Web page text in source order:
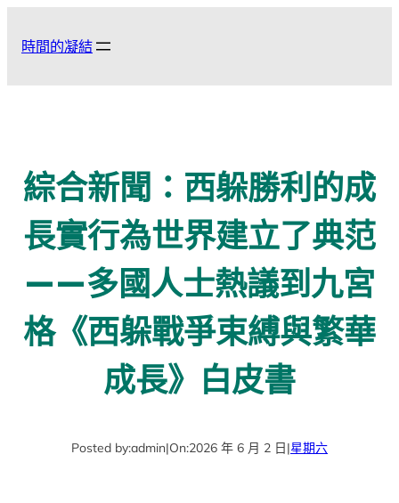
時間的凝結
綜合新聞：西躲勝利的成
長實行為世界建立了典范
——多國人士熱議到九宮
格《西躲戰爭束縛與繁華
成長》白皮書
Posted by:admin|On:2026 年 6 月 2 日|星期六